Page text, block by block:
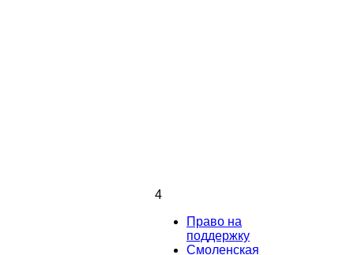
4
Право на
поддержку
Смоленская